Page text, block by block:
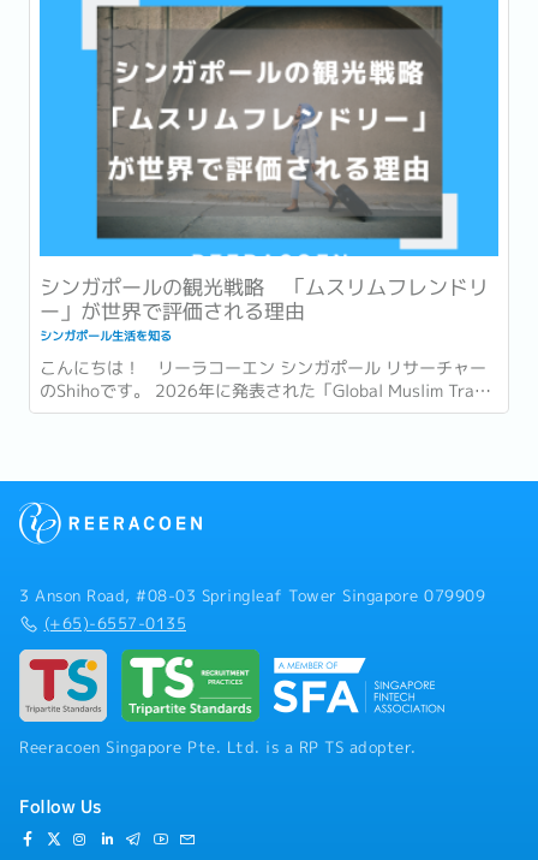
シンガポールの観光戦略 「ムスリムフレンドリ
ー」が世界で評価される理由
シンガポール生活を知る
こんにちは！ リーラコーエン シンガポール リサーチャー
のShihoです。 2026年に発表された「Global Muslim Travel
Index 2026」(GMTI) というムスリム (イスラム教を信仰し
3 Anson Road, #08-03 Springleaf Tower Singapore 079909
(+65)-6557-0135
Reeracoen Singapore Pte. Ltd. is a RP TS adopter.
Follow Us